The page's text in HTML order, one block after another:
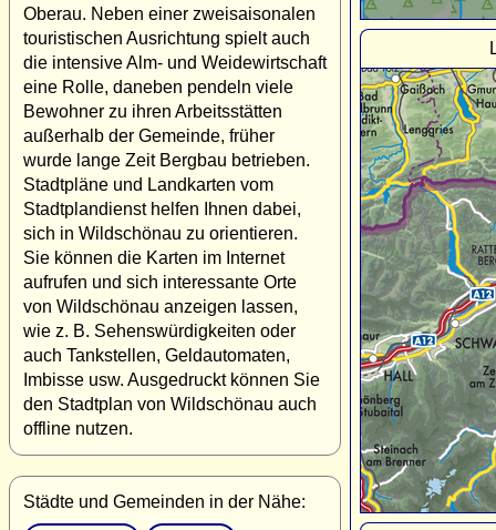
Oberau. Neben einer zweisaisonalen
touristischen Ausrichtung spielt auch
die intensive Alm- und Weidewirtschaft
eine Rolle, daneben pendeln viele
Bewohner zu ihren Arbeitsstätten
außerhalb der Gemeinde, früher
wurde lange Zeit Bergbau betrieben.
Stadtpläne und Landkarten vom
Stadtplandienst helfen Ihnen dabei,
sich in Wildschönau zu orientieren.
Sie können die Karten im Internet
aufrufen und sich interessante Orte
von Wildschönau anzeigen lassen,
wie z. B. Sehenswürdigkeiten oder
auch Tankstellen, Geldautomaten,
Imbisse usw. Ausgedruckt können Sie
den Stadtplan von Wildschönau auch
offline nutzen.
Städte und Gemeinden in der Nähe: